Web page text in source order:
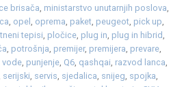
brisača ministarstvo unutarnjih poslova
opel oprema paket peugeot pick up
tepisi pločice plug in plug in hibrid
potrošnja premijer, premijera prevare
vode punjenje Q6 qashqai razvod lanca
serijski servis sjedalica snijeg spojka